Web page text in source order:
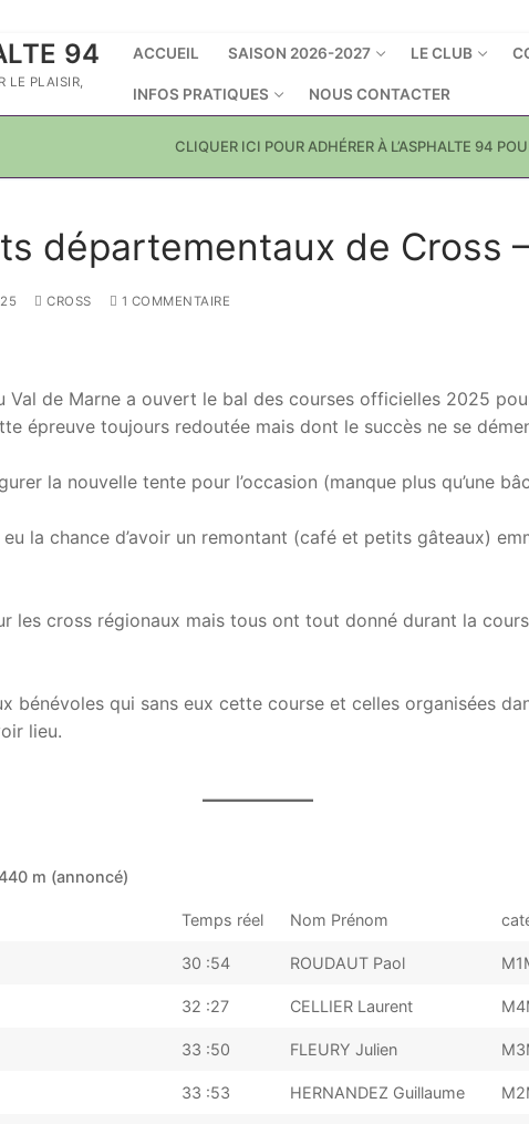
94
LE PLAISIR,
ACCUEIL SAISON 2026-2027 LE CLUB
INFOS PRATIQUES NOUS CONTACTER
CLIQUER ICI POUR ADHÉRER À L’ASPHALTE 94
départementaux de Cross
CROSS 1 COMMENTAIRE
Val de Marne a ouvert le bal des courses officielles 2025
épreuve toujours redoutée mais dont le succès ne se
la nouvelle tente pour l’occasion (manque plus qu’une
la chance d’avoir un remontant (café et petits gâteaux)
les cross régionaux mais tous ont tout donné durant la
bénévoles qui sans eux cette course et celles organisées
lieu.
m (annoncé)
Temps réel Nom Prénom
30 :54 ROUDAUT Paol
32 :27 CELLIER Laurent
33 :50 FLEURY Julien
33 :53 HERNANDEZ Guillaume